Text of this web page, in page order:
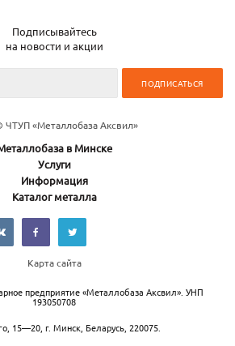
Подписывайтесь
на новости и акции
ЧТУП «Металлобаза Аксвил»
в Минске
Услуги
Информация
Каталог металла
Карта сайта
предприятие «Металлобаза Аксвил». УНП
193050708
15—20 г. Минск Беларусь, 220075.